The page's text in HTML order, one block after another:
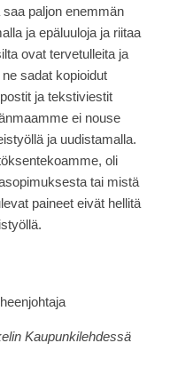
paljon enemmän
ja epäluuloja ja riitaa
ovat tervetulleita ja
sadat kopioidut
ja tekstiviestit
ei nouse
ja uudistamalla.
oli
tai mistä
paineet eivät hellitä
Kaupunkilehdessä